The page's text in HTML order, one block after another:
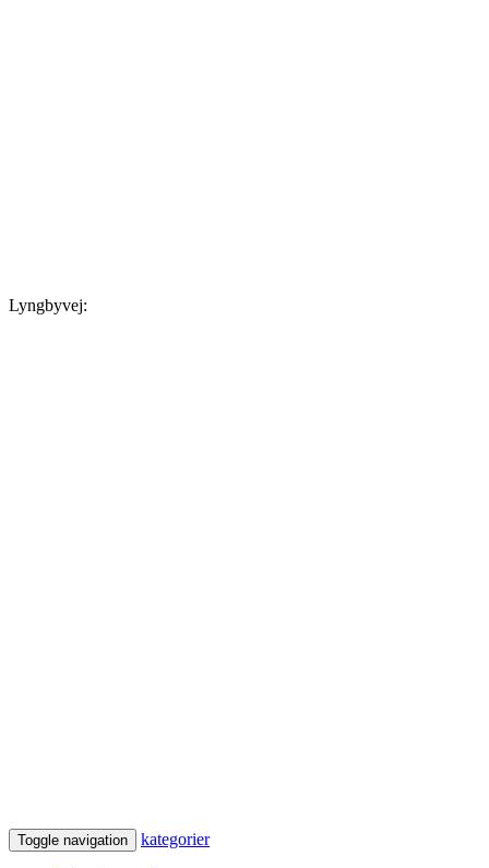
Lyngbyvej:
Toggle navigation kategorier